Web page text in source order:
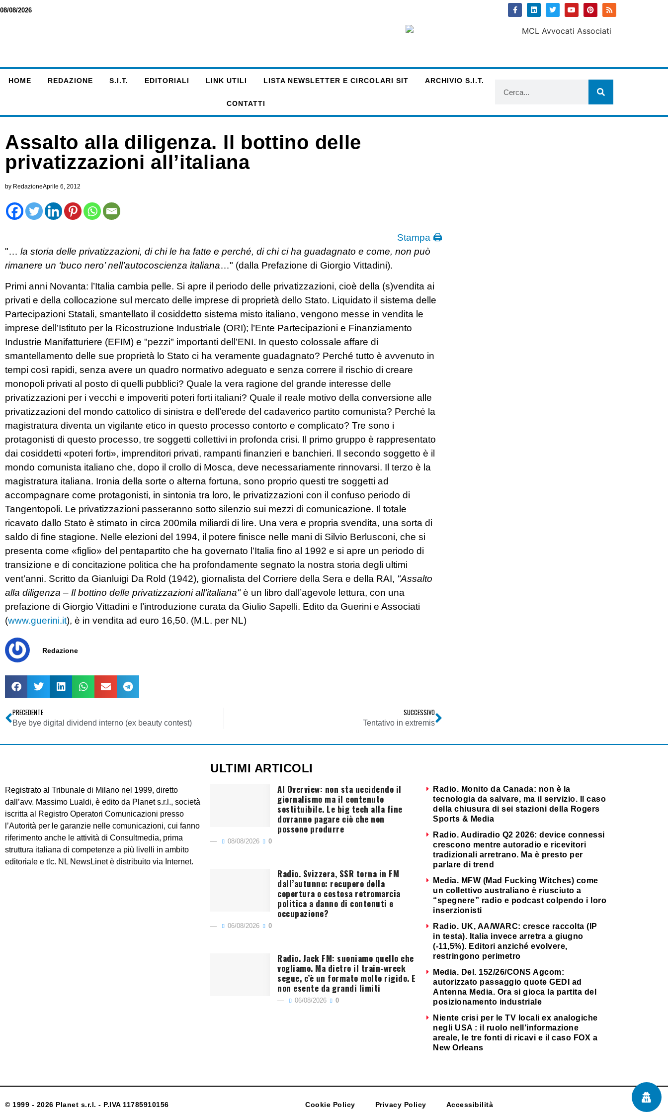
08/08/2026
HOME REDAZIONE S.I.T. EDITORIALI LINK UTILI LISTA NEWSLETTER E CIRCOLARI SIT ARCHIVIO S.I.T.
CONTATTI
Assalto alla diligenza. Il bottino delle
privatizzazioni all’italiana
by RedazioneAprile 6, 2012
Stampa 🖨
"… la storia delle privatizzazioni, di chi le ha fatte e perché, di chi ci ha guadagnato e come, non può
rimanere un ‘buco nero’ nell’autocoscienza italiana…" (dalla Prefazione di Giorgio Vittadini).
Primi anni Novanta: l’Italia cambia pelle. Si apre il periodo delle privatizzazioni, cioè della (s)vendita ai
privati e della collocazione sul mercato delle imprese di proprietà dello Stato. Liquidato il sistema delle
Partecipazioni Statali, smantellato il cosiddetto sistema misto italiano, vengono messe in vendita le
imprese dell’Istituto per la Ricostruzione Industriale (ORI); l’Ente Partecipazioni e Finanziamento
Industrie Manifatturiere (EFIM) e "pezzi" importanti dell’ENI. In questo colossale affare di
smantellamento delle sue proprietà lo Stato ci ha veramente guadagnato? Perché tutto è avvenuto in
tempi così rapidi, senza avere un quadro normativo adeguato e senza correre il rischio di creare
monopoli privati al posto di quelli pubblici? Quale la vera ragione del grande interesse delle
privatizzazioni per i vecchi e impoveriti poteri forti italiani? Quale il reale motivo della conversione alle
privatizzazioni del mondo cattolico di sinistra e dell’erede del cadaverico partito comunista? Perché la
magistratura diventa un vigilante etico in questo processo contorto e complicato? Tre sono i
protagonisti di questo processo, tre soggetti collettivi in profonda crisi. Il primo gruppo è rappresentato
dai cosiddetti «poteri forti», imprenditori privati, rampanti finanzieri e banchieri. Il secondo soggetto è il
mondo comunista italiano che, dopo il crollo di Mosca, deve necessariamente rinnovarsi. Il terzo è la
magistratura italiana. Ironia della sorte o alterna fortuna, sono proprio questi tre soggetti ad
accompagnare come protagonisti, in sintonia tra loro, le privatizzazioni con il confuso periodo di
Tangentopoli. Le privatizzazioni passeranno sotto silenzio sui mezzi di comunicazione. Il totale
ricavato dallo Stato è stimato in circa 200mila miliardi di lire. Una vera e propria svendita, una sorta di
saldo di fine stagione. Nelle elezioni del 1994, il potere finisce nelle mani di Silvio Berlusconi, che si
presenta come «figlio» del pentapartito che ha governato l’Italia fino al 1992 e si apre un periodo di
transizione e di concitazione politica che ha profondamente segnato la nostra storia degli ultimi
vent’anni. Scritto da Gianluigi Da Rold (1942), giornalista del Corriere della Sera e della RAI, "Assalto
alla diligenza – Il bottino delle privatizzazioni all’italiana"è un libro dall’agevole lettura, con una
prefazione di Giorgio Vittadini e l’introduzione curata da Giulio Sapelli. Edito da Guerini e Associati
(www.guerini.it), è in vendita ad euro 16,50. (M.L. per NL)
Redazione
PRECEDENTE
Bye bye digital dividend interno (ex beauty contest)
SUCCESSIVO
Tentativo in extremis
Registrato al Tribunale di Milano nel 1999, diretto
dall’avv. Massimo Lualdi, è edito da Planet s.r.l., società
iscritta al Registro Operatori Comunicazioni presso
l’Autorità per le garanzie nelle comunicazioni, cui fanno
riferimento anche le attività di Consultmedia, prima
struttura italiana di competenze a più livelli in ambito
editoriale e tlc. NL NewsLinet è distribuito via Internet.
ULTIMI ARTICOLI
AI Overview: non sta uccidendo il
giornalismo ma il contenuto
sostituibile. Le big tech alla fine
dovranno pagare ciò che non
possono produrre
08/08/2026 0
Radio. Svizzera, SSR torna in FM
dall’autunno: recupero della
copertura o costosa retromarcia
politica a danno di contenuti e
occupazione?
06/08/2026 0
Radio. Jack FM: suoniamo quello che
vogliamo. Ma dietro il train-wreck
segue, c’è un formato molto rigido. E
non esente da grandi limiti
06/08/2026 0
Radio. Monito da Canada: non è la
tecnologia da salvare, ma il servizio. Il caso
della chiusura di sei stazioni della Rogers
Sports & Media
Radio. Audiradio Q2 2026: device connessi
crescono mentre autoradio e ricevitori
tradizionali arretrano. Ma è presto per
parlare di trend
Media. MFW (Mad Fucking Witches) come
un collettivo australiano è riusciuto a
“spegnere” radio e podcast colpendo i loro
inserzionisti
Radio. UK, AA/WARC: cresce raccolta (IP
in testa). Italia invece arretra a giugno
(-11,5%). Editori anziché evolvere,
restringono perimetro
Media. Del. 152/26/CONS Agcom:
autorizzato passaggio quote GEDI ad
Antenna Media. Ora si gioca la partita del
posizionamento industriale
Niente crisi per le TV locali ex analogiche
negli USA : il ruolo nell’informazione
areale, le tre fonti di ricavi e il caso FOX a
New Orleans
© 1999 - 2026 Planet s.r.l. - P.IVA 11785910156 Cookie Policy Privacy Policy Accessibilità